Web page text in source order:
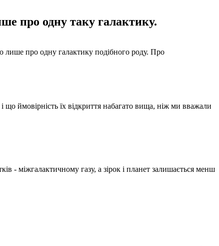
про одну таку галактику.
лише про одну галактику подібного роду. Про
ймовірність їх відкриття набагато вища, ніж ми вважали
- міжгалактичному газу, а зірок і планет залишається менш